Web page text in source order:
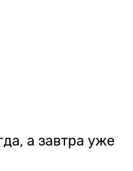
а завтра уже